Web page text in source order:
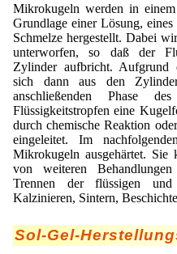
Development of
size and shape
Prilling technology at
Mikrokugeln für Instant-
A Leap Forward to
Microencapsulation and
Drip Casting
(Movie)
Mikrokugeln werden in
Grundlage einer Lösung,
Schmelze hergestellt. Dabei
unterworfen, so daß der
Zylinder aufbricht. Aufgrund
sich dann aus den
anschließenden Phase
Flüssigkeitstropfen eine
durch chemische Reaktion
eingeleitet. Im
Mikrokugeln ausgehärtet. Sie
von weiteren
Trennen der flüssigen
Kalzinieren, Sintern,
Sol-Gel-